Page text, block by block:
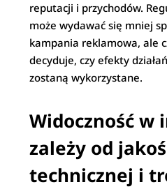
reputacji i przychodów.
może wydawać się mniej
kampania reklamowa, ale
decyduje, czy efekty
zostaną wykorzystane.
Widoczność w
zależy od
technicznej i